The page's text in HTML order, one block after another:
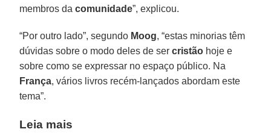
membros da comunidade”, explicou.
“Por outro lado”, segundo Moog, “estas minorias têm
dúvidas sobre o modo deles de sercristão hoje e
sobre como se expressar no espaço público. Na
França, vários livros recém-lançados abordam este
tema”.
Leia mais